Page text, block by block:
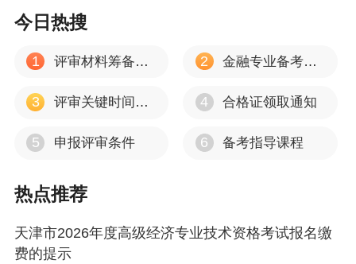
3.具备博士学位，取得中级经济专业技术资格
后，从事与经济师职责相关工作满2年。
取得会计、统计、审计中级专业技术资格，符合
以上学历、年限条件的，可以报名参加高级经济
专业技术资格考试。
日期为2026年12月31日。
今日热搜
1 评审材料筹备注意事项 2 金融专业备考心得
3 评审关键时间节点 4 合格证领取通知
5 申报评审条件 6 备考指导课程
热点推荐
天津市2026年度高级经济专业技术资格考试报名缴
费的提示